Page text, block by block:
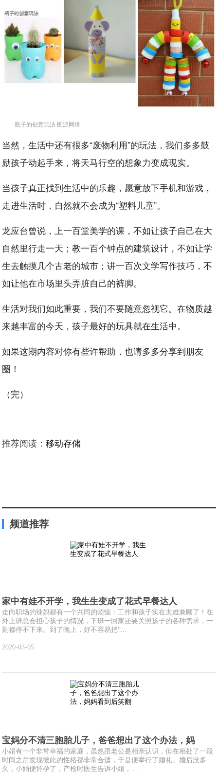
瓶子的创意玩法 图源网络
当然，生活中还有很多“废物利用”的玩法，我们多多鼓
励孩子动起手来，将天马行空的想象力变成现实。
当孩子真正找到生活中的乐趣，愿意放下手机和游戏，
走进生活时，自然就不会成为“塑料儿童”。
龙应台曾说，上一百堂美学的课，不如让孩子自己在大
自然里行走一天；教一百个钟点的建筑设计，不如让学
生去触摸几个古老的城市；讲一百次文学写作技巧，不
如让他在市场里头弄脏自己的裤脚。
生活对我们如此重要，我们不要随意忽视它。在物质越
来越丰富的今天，孩子最好的玩具就在生活中。
如果这期内容对你有些许帮助，也请多多分享到朋友
圈！
（完）
推荐阅读：移动存储
频道推荐
家中有娃不开学，我生生变成了花式早餐达人
走向职场的辣妈都有一个共同的烦恼：工作和孩子实在太难兼顾了！在
外上班总会担心孩子的情况，下班一回家还要关照孩子的各种需求，一
刻都停不下来。到了晚上，好不容易把“...
2020-03-05
宝妈分不清三胞胎儿子，爸爸想出了这个办法，妈
小娟有一个非常幸福的家庭，虽然跟老公是相亲认识，但在相处了一段
时间之后发现彼此的性格都非常合适，于是便举行了婚礼。婚后没多
久，小娟便怀孕了，产检时医生告诉小娟，...